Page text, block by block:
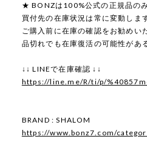
★ BONZは100%公式の正規品の
買付先の在庫状況は常に変動しま
ご購入前に在庫の確認をお勧めい
品切れでも在庫復活の可能性があ
↓↓ LINEで在庫確認 ↓↓
https://line.me/R/ti/p/
BRAND : SHALOM
https://www.bonz7.com/